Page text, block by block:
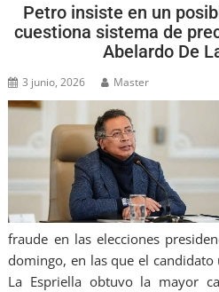
Petro insiste en un
cuestiona sistema de
Abelardo De
3 junio, 2026 Master
fraude en las elecciones
domingo, en las que el
La Espriella obtuvo la mayor